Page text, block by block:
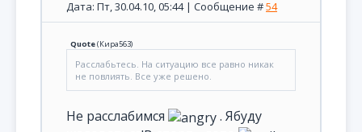
Дата: Пт, 30.04.10, 05:44 | Сообщение #54
Quote(Кира563)
Расслабьтесь. На ситуацию все равно никак
не повлиять. Все уже решено.
Не расслабимся
. Ябуду